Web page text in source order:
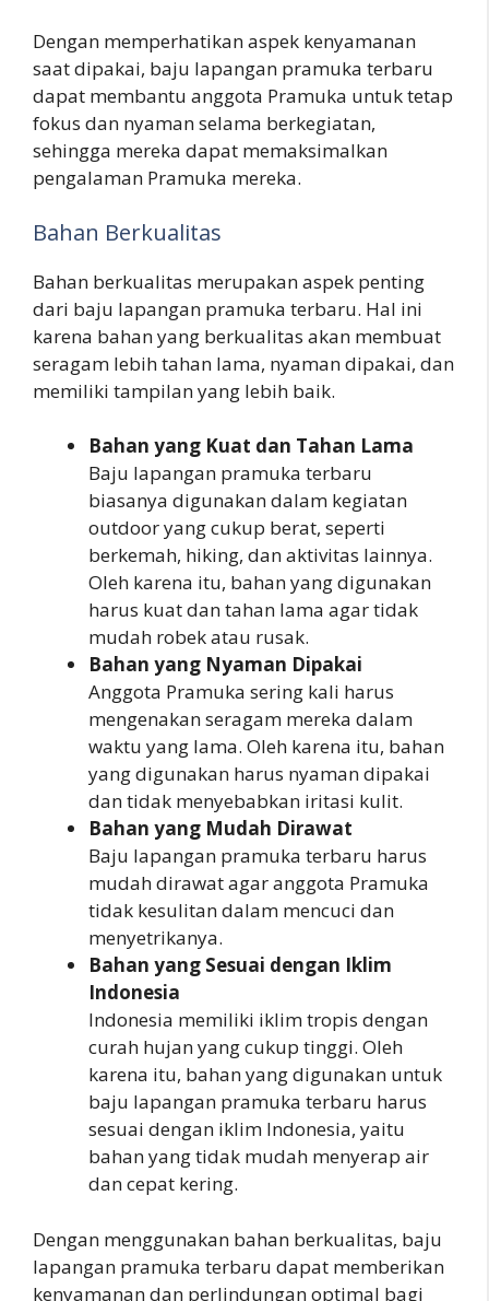
Dengan memperhatikan aspek kenyamanan
saat dipakai, baju lapangan pramuka terbaru
dapat membantu anggota Pramuka untuk tetap
fokus dan nyaman selama berkegiatan,
sehingga mereka dapat memaksimalkan
pengalaman Pramuka mereka.
Bahan Berkualitas
Bahan berkualitas merupakan aspek penting
dari baju lapangan pramuka terbaru. Hal ini
karena bahan yang berkualitas akan membuat
seragam lebih tahan lama, nyaman dipakai, dan
memiliki tampilan yang lebih baik.
Bahan yang Kuat dan Tahan Lama
Baju lapangan pramuka terbaru
biasanya digunakan dalam kegiatan
outdoor yang cukup berat, seperti
berkemah, hiking, dan aktivitas lainnya.
Oleh karena itu, bahan yang digunakan
harus kuat dan tahan lama agar tidak
mudah robek atau rusak.
Bahan yang Nyaman Dipakai
Anggota Pramuka sering kali harus
mengenakan seragam mereka dalam
waktu yang lama. Oleh karena itu, bahan
yang digunakan harus nyaman dipakai
dan tidak menyebabkan iritasi kulit.
Bahan yang Mudah Dirawat
Baju lapangan pramuka terbaru harus
mudah dirawat agar anggota Pramuka
tidak kesulitan dalam mencuci dan
menyetrikanya.
Bahan yang Sesuai dengan Iklim
Indonesia
Indonesia memiliki iklim tropis dengan
curah hujan yang cukup tinggi. Oleh
karena itu, bahan yang digunakan untuk
baju lapangan pramuka terbaru harus
sesuai dengan iklim Indonesia, yaitu
bahan yang tidak mudah menyerap air
dan cepat kering.
Dengan menggunakan bahan berkualitas, baju
lapangan pramuka terbaru dapat memberikan
kenyamanan dan perlindungan optimal bagi